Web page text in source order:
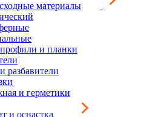
материалы
и планки
разбавители
и герметики
и оснастка